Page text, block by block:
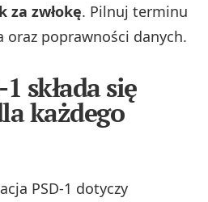
za zwłokę. Pilnuj terminu
oraz poprawności danych.
składa się
każdego
PSD‑1 dotyczy